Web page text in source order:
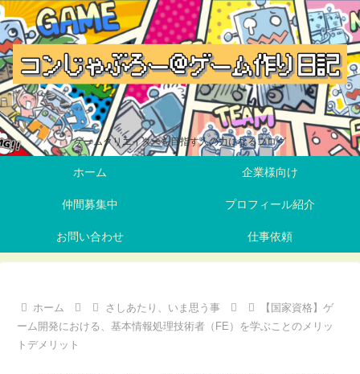
ゲームクリエイターを目指す人の力になるブログ
ホーム 企業様向け
仲間募集中 プロフィール紹介
お問い合わせ 仕事依頼
ホーム さしあたり、いま思う事
【国家資格】ゲ
ーム開発における、基本情報処理技術者（FE）を学ぶことのメリッ
トデメリット